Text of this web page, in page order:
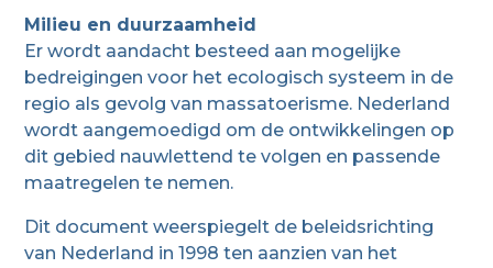
Milieu en duurzaamheid
Er wordt aandacht besteed aan mogelijke
bedreigingen voor het ecologisch systeem in de
regio als gevolg van massatoerisme. Nederland
wordt aangemoedigd om de ontwikkelingen op
dit gebied nauwlettend te volgen en passende
maatregelen te nemen.
Dit document weerspiegelt de beleidsrichting
van Nederland in 1998 ten aanzien van het